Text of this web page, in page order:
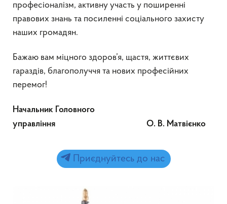
професіоналізм, активну участь у поширенні
правових знань та посиленні соціального захисту
наших громадян.
Бажаю вам міцного здоров’я, щастя, життєвих
гараздів, благополуччя та нових професійних
перемог!
Начальник Головного
управління
О. В. Матвієнко
Приєднуйтесь до нас